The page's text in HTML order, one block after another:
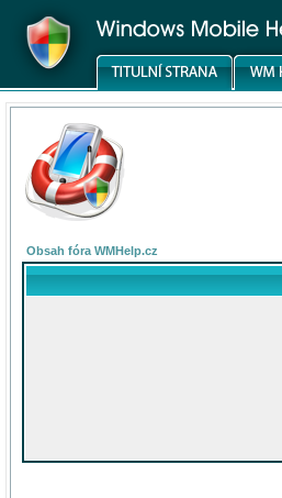
Obsah fóra WMHelp.cz